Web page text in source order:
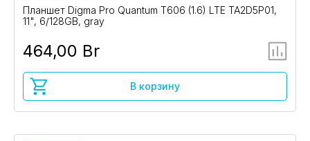
Планшет Digma Pro Quantum T606 (1.6) LTE TA2D5P01,
11", 6/128GB, gray
464,00 Br
В корзину